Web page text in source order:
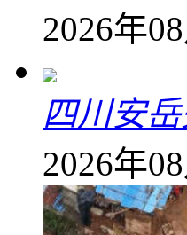
2026年
四川安
2026年